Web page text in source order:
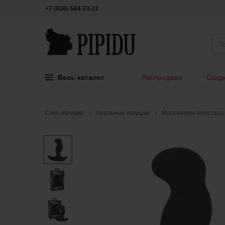
+7 (910) 544-23-23
Весь каталог Распродажа
Секс-игрушки Анальные игрушки Массажеры простаты